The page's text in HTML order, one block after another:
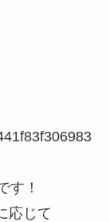
す！
応じて